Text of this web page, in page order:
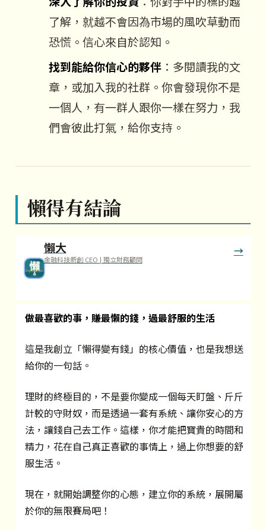
了解，就越不會因為市場的風吹草動而
恐慌。信心來自於認知。
找到能給你信心的夥伴：多閱讀我的文
章，或加入我的社群。你會發現你不是
一個人，有一群人跟你一樣在努力，我
們會彼此打氣，給你支持。
懶得有結論
懶大
金融科技新創 CEO | 獨立財務顧問
做最喜歡的事，賺最懶的錢，過最舒服的生活
這是我創立「懶得變有錢」的核心價值，也是我想送
給你的一句話。
理財的終極目的，不是要你變成一個每天盯盤、斤斤
計較的守財奴，而是透過一套有系統、讓你安心的方
法，讓錢自己去工作。這樣，你才能把寶貴的時間和
精力，花在自己真正喜歡的事情上，過上你想要的舒
服生活。
現在，就開始調整你的心態，建立你的系統，展開屬
於你的無限賽局吧！